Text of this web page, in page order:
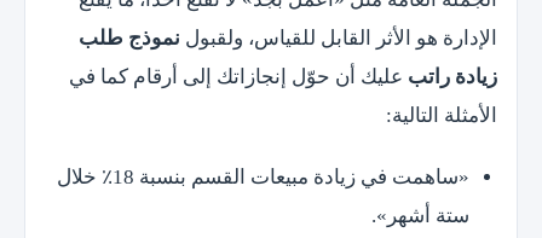
الإدارة هو الأثر القابل للقياس، ولقبول نموذج طلب
زيادة راتب عليك أن حوّل إنجازاتك إلى أرقام كما في
الأمثلة التالية:
«ساهمت في زيادة مبيعات القسم بنسبة 18٪ خلال
ستة أشهر».